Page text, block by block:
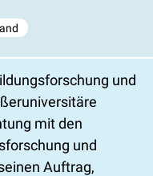
und
mit den
und
Auftrag,